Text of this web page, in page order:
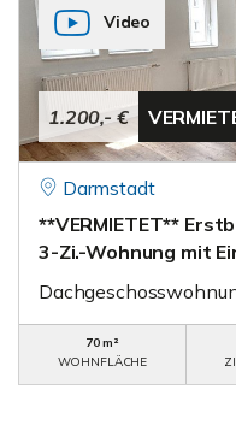
1.200,- €
Video
Darmstadt
**VERMIETET**
3-Zi.-Wohnung mit
70 m²
WOHNFLÄCHE